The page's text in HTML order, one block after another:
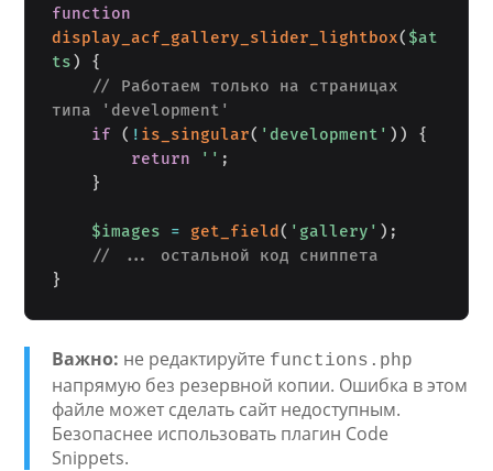
function
display_acf_gallery_slider_lightbox( $at
ts )
{
// Работаем только на страницах
типа 'development'
if
( ! is_singular( 'development' ) )
{
return
'' ;
}
$images = get_field ( 'gallery' ) ;
// ... остальной код сниппета
}
Важно: не редактируйте functions.php
напрямую без резервной копии. Ошибка в этом
файле может сделать сайт недоступным.
Безопаснее использовать плагин Code
Snippets.